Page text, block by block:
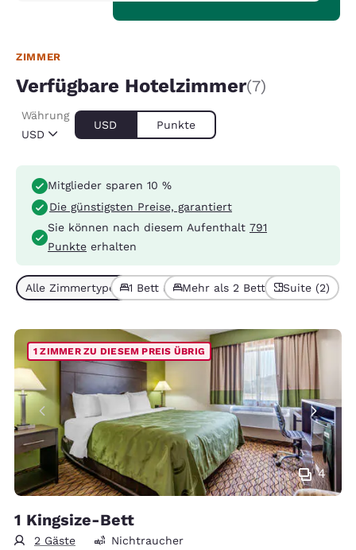
ZIMMER
Verfügbare Hotelzimmer(7)
USD
Währung
USD Punkte
Mitglieder sparen 10 %
Die günstigsten Preise, garantiert
Sie können nach diesem Aufenthalt 791
Punkte erhalten
Alle Zimmertypen (7)1 Bett (4) Mehr als 2 Betten (3)Suite (2)
4
1 ZIMMER ZU DIESEM PREIS ÜBRIG
1 Kingsize-Bett
2 Gäste Nichtraucher